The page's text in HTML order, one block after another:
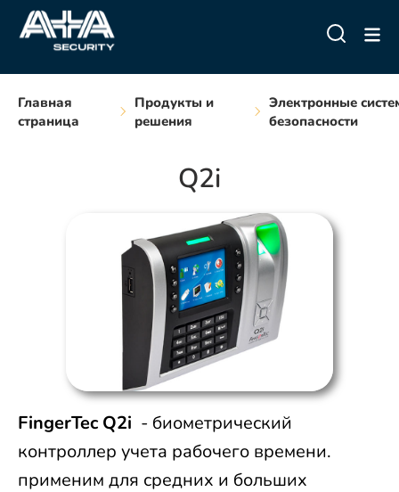
Главная
страница
Продукты и
решения
Электронные
безопасности
Q2i
FingerTec Q2i - биометрический
контроллер учета рабочего времени.
применим для средних и больших